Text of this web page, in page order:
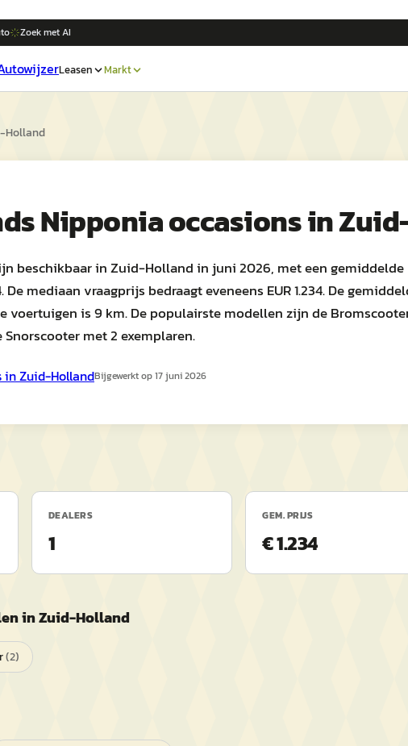
Zoek met AI
Leasen Markt
Holland
Nipponiaoccasions in
beschikbaar in Zuid-Holland in juni 2026, met een gemiddelde
De mediaan vraagprijs bedraagt eveneens EUR 1.234. De
voertuigen is 9 km. De populairste modellen zijn de
met 2 exemplaren.
inZuid-HollandBijgewerkt op17 juni 2026
DEALERS
1
GEM. PRIJS
€ 1.234
inZuid-Holland
(2)